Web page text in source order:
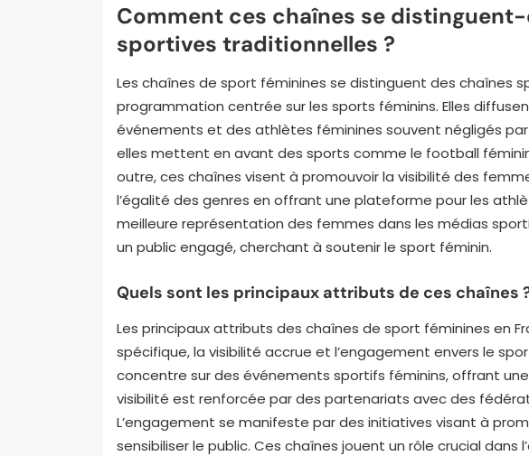
Comment ces chaînes se
sportives traditionnelles ?
Les chaînes de sport féminines se distinguent des chaînes
programmation centrée sur les sports féminins. Elles
événements et des athlètes féminines souvent négligés par
elles mettent en avant des sports comme le football
outre, ces chaînes visent à promouvoir la visibilité des
l’égalité des genres en offrant une plateforme pour les
meilleure représentation des femmes dans les médias
un public engagé, cherchant à soutenir le sport féminin.
Quels sont les principaux attributs de ces chaînes
Les principaux attributs des chaînes de sport féminines en
spécifique, la visibilité accrue et l’engagement envers le
concentre sur des événements sportifs féminins, offrant
visibilité est renforcée par des partenariats avec des
L’engagement se manifeste par des initiatives visant à
sensibiliser le public. Ces chaînes jouent un rôle crucial dans